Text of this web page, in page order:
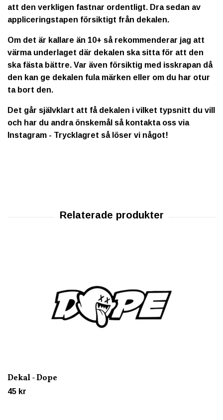
att den verkligen fastnar ordentligt. Dra sedan av
appliceringstapen försiktigt från dekalen.
Om det är kallare än 10+ så rekommenderar jag att
värma underlaget där dekalen ska sitta för att den
ska fästa bättre. Var även försiktig med isskrapan då
den kan ge dekalen fula märken eller om du har otur
ta bort den.
Det går självklart att få dekalen i vilket typsnitt du vill
och har du andra önskemål så kontakta oss via
Instagram - Trycklagret så löser vi något!
Dekal - Dope
45 kr